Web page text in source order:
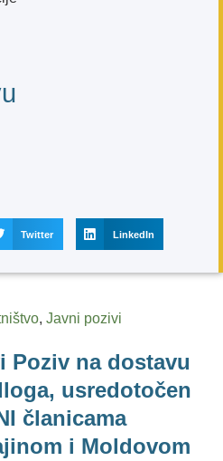
Twitter LinkedIn
, Javni pozivi
Poziv na dostavu
usredotočen
članicama
i Moldovom